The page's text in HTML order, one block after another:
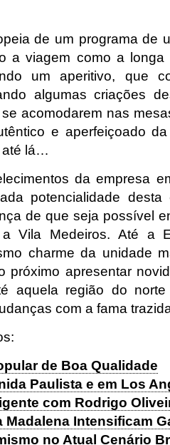
de um programa de
a viagem como a longa
um aperitivo, que
algumas criações
acomodarem nas
e aperfeiçoado
até lá…
da empresa
potencialidade
de que seja possível
Vila Medeiros. Até a
charme da unidade
próximo apresentar
aquela região do
com a fama
de Boa Qualidade
Paulista e em Los
com Rodrigo
Madalena Intensificam
no Atual Cenário